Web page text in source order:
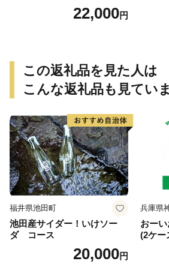
タミンC 袋 ロングセラー 粉
末飲料 粉末茶 簡単 手軽 ホッ
22,000円
琲ブ
この返礼品を見た人は
こんな返礼品も見てい
福井県池田町
池田産サイダー！いけソー
ダ コース
20,000円
兵庫県
おー
(2ケ